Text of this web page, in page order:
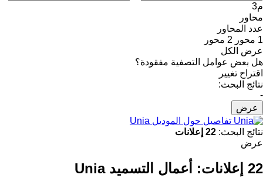
م3
محاور
عدد المحاور
1 محور
2 محور
عرض الكل
هل بعض عوامل التصفية مفقودة؟
اقتراح تغيير
نتائج البحث:
-
عرض
تفاصيل حول الموديل Unia
نتائج البحث: 22 إعلانات
عرض
22 إعلانات: أعمال التسميد Unia